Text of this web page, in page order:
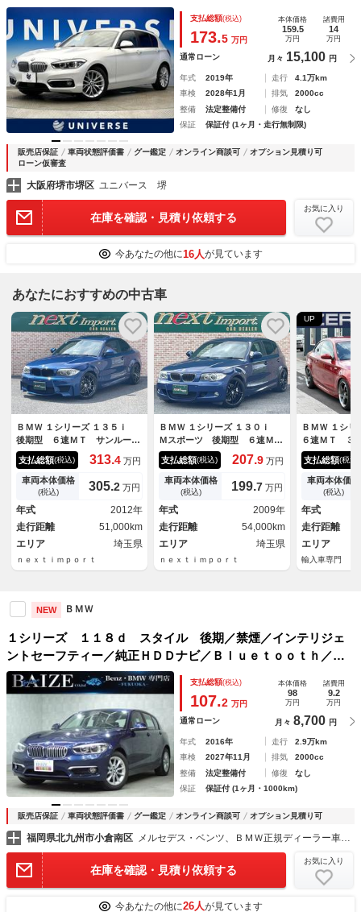
ストパッケージ パーキングサポートパッケージ コンフォー
トパッケージ デュアルオートエアコン ＬＥＤヘッドライ
ト 禁煙車
支払総額(税込)
173.5 万円
本体価格
159.5
万円
諸費用
14
万円
通常ローン 月々 15,100 円
年式 2019年 走行
4.1万km
車検
2028年1月 排気
2000cc
整備
法定整備付 修復
なし
保証
保証付 (1ヶ月・走行無制限)
販売店保証 車両状態評価書 グー鑑定 オンライン商談可
オプション見積り可
ローン仮審査
大阪府堺市堺区 ユニバース 堺
在庫を確認・見積り依頼する
お気に入り
今あなたの他に16人が見ています
あなたにおすすめの中古車
ＢＭＷ １シリーズ １３５ｉ
後期型 ６速ＭＴ サンルー
フ ｃａｒｐｌａｙ対応 赤レ
ザーシート アドバン１９Ａ
Ｗ Ｍｐｅｒｆｏｒｍａｎｃｅ
グリル カーボントランクスポ
イラー・リアディフーザー オ
ートライト ナビ ＵＳＢ Ｅ
ＴＣ
支払総額(税込) 313.4 万円
車両本体価格
(税込) 305.2 万円
年式
2012年
走行距離
51,000km
エリア
埼玉県
ｎｅｘｔｉｍｐｏｒｔ
ＢＭＷ １シリーズ １３０ｉ
Ｍスポーツ 後期型 ６速Ｍ
Ｔ アンドロイドナビ ｃａｒ
ｐｌａｙ Ｂｌｕｅｔｏｏｔ
ｈ １８ＡＷ 新品タイヤ Ｐ
ＤＣ レザーシート シートヒ
ーター キーレスエントリー
ＥＴＣ オートライト ＣＤ
ＤＶＤ
支払総額(税込) 207.9 万円
車両本体価格
(税込) 199.7 万円
年式
2009年
走行距離
54,000km
エリア
埼玉県
ｎｅｘｔｉｍｐｏｒｔ
UP
ＢＭＷ １シ
６速ＭＴ ３
調 フルセグ
ＤＶＡＮＧＴ
ビ Ｂモニタ
Ｗシート シ
外フロントエ
テリアパネ
ノン
支払総額(税込)
車両本体価格
(税込)
年式
走行距離
エリア
輸入車専門 Ｚ
NEW ＢＭＷ
１シリーズ １１８ｄ スタイル 後期／禁煙／インテリジェ
ントセーフティー／純正ＨＤＤナビ／Ｂｌｕｅｔｏｏｔｈ／バ
ックカメラ／ＬＥＤヘッドライト／純正１６インチアルミ／Ｅ
ＴＣ／白黒ハーフレザーシート／クルーズコントロール
支払総額(税込)
107.2 万円
本体価格
98
万円
諸費用
9.2
万円
通常ローン 月々 8,700 円
年式 2016年 走行
2.9万km
車検
2027年11月 排気
2000cc
整備
法定整備付 修復
なし
保証
保証付 (1ヶ月・1000km)
販売店保証 車両状態評価書 グー鑑定 オンライン商談可 オプション見積り可
福岡県北九州市小倉南区 メルセデス・ベンツ、ＢＭＷ正規ディーラー車専門店（株）ベイズ
在庫を確認・見積り依頼する
お気に入り
今あなたの他に26人が見ています